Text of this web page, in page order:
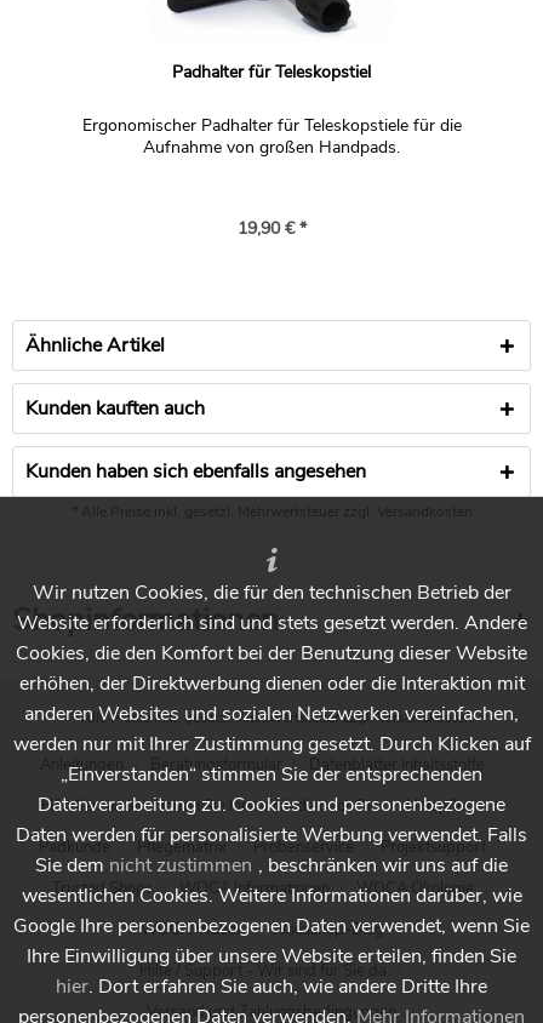
Padhalter für Teleskopstiel
Ergonomischer Padhalter für Teleskopstiele für die
Aufnahme von großen Handpads.
19,90 € *
Ähnliche Artikel
Kunden kauften auch
Kunden haben sich ebenfalls angesehen
* Alle Preise inkl. gesetzl. Mehrwertsteuer zzgl. Versandkosten
Shopinformationen
* Alle Preise inkl. gesetzl. Mehrwertsteuer zzgl.Versandkosten
Anleitungen Beratungsformular
Datenblätter Inhaltsstoffe
Händlersuche - Finden Sie Ihren Händler vor Ort
Holzpflege
Padkunde
Pflegematrix Probenservice
Projektsupport
Trusted Shops
WOCA Informationen
WOCA Ökologie
WOCA Videos
Wocashop-Blog
Hilfe / Support - Wir sind für Sie da
Versand und Zahlungsbedingungen
Wir nutzen Cookies, die für den technischen Betrieb der
Website erforderlich sind und stets gesetzt werden. Andere
Cookies, die den Komfort bei der Benutzung dieser Website
erhöhen, der Direktwerbung dienen oder die Interaktion mit
anderen Websites und sozialen Netzwerken vereinfachen,
werden nur mit Ihrer Zustimmung gesetzt. Durch Klicken auf
„Einverstanden“ stimmen Sie der entsprechenden
Datenverarbeitung zu. Cookies und personenbezogene
Daten werden für personalisierte Werbung verwendet. Falls
Sie dem nicht zustimmen , beschränken wir uns auf die
wesentlichen Cookies. Weitere Informationen darüber, wie
Google Ihre personenbezogenen Daten verwendet, wenn Sie
Ihre Einwilligung über unsere Website erteilen, finden Sie
hier. Dort erfahren Sie auch, wie andere Dritte Ihre
personenbezogenen Daten verwenden. Mehr Informationen